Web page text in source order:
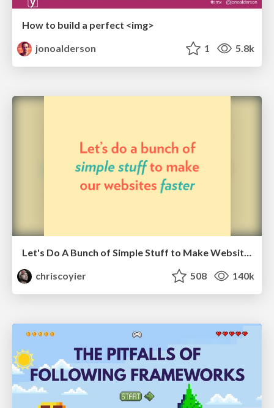
How to build a perfect <img>
jonoalderson
1 5.8k
Let's Do A Bunch of Simple Stuff to Make Websites Faster
chriscoyier
508 140k